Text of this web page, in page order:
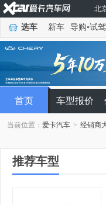
北
选车 新车 导购•试驾
首页 车型报价
当前位置：爱卡汽车 > 经销商
推荐车型